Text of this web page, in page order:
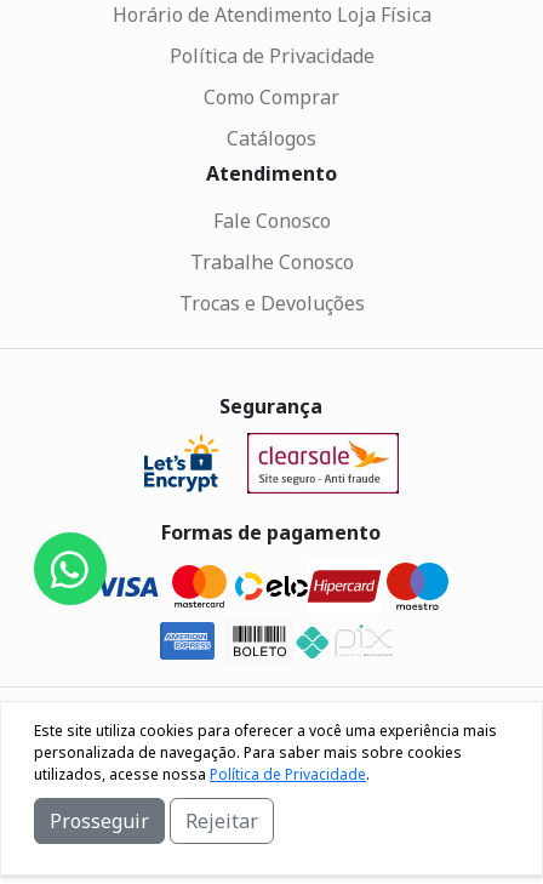
Horário de Atendimento Loja Física
Política de Privacidade
Como Comprar
Catálogos
Atendimento
Fale Conosco
Trabalhe Conosco
Trocas e Devoluções
Segurança
Formas de pagamento
Eletrus Componentes Eletrônicos - CNPJ
04.080.033/0001-40
Rua Os 18 do forte, 692, Bairro Lourdes Caxias do Sul / RS
Este site utiliza cookies para oferecer a você uma experiência mais
personalizada de navegação. Para saber mais sobre cookies
utilizados, acesse nossa Política de Privacidade.
Prosseguir Rejeitar